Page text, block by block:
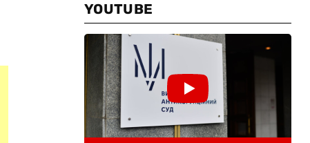
YOUTUBE